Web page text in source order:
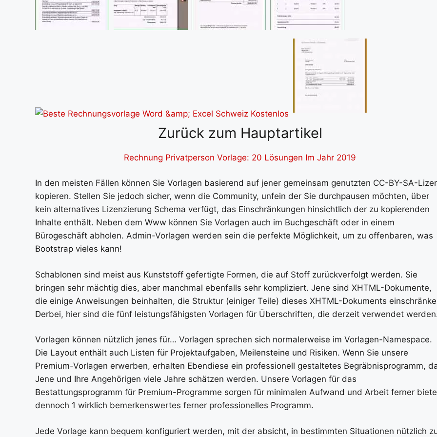
Zurück zum Hauptartikel
Rechnung Privatperson Vorlage: 20 Lösungen Im Jahr 2019
In den meisten Fällen können Sie Vorlagen basierend auf jener gemeinsam genutzten CC-BY-SA-
kopieren. Stellen Sie jedoch sicher, wenn die Community, unfein der Sie durchpausen möchten, über
kein alternatives Lizenzierung Schema verfügt, das Einschränkungen hinsichtlich der zu kopierenden
Inhalte enthält. Neben dem Www können Sie Vorlagen auch im Buchgeschäft oder in einem
Bürogeschäft abholen. Admin-Vorlagen werden sein die perfekte Möglichkeit, um zu offenbaren, was
Bootstrap vieles kann!
Schablonen sind meist aus Kunststoff gefertigte Formen, die auf Stoff zurückverfolgt werden. Sie
bringen sehr mächtig dies, aber manchmal ebenfalls sehr kompliziert. Jene sind XHTML-Dokumente,
die einige Anweisungen beinhalten, die Struktur (einiger Teile) dieses XHTML-Dokuments
Derbei, hier sind die fünf leistungsfähigsten Vorlagen für Überschriften, die derzeit verwendet
Vorlagen können nützlich jenes für… Vorlagen sprechen sich normalerweise im Vorlagen-Namespace.
Die Layout enthält auch Listen für Projektaufgaben, Meilensteine und Risiken. Wenn Sie unsere
Premium-Vorlagen erwerben, erhalten Ebendiese ein professionell gestaltetes Begräbnisprogramm,
Jene und Ihre Angehörigen viele Jahre schätzen werden. Unsere Vorlagen für das
Bestattungsprogramm für Premium-Programme sorgen für minimalen Aufwand und Arbeit ferner
dennoch 1 wirklich bemerkenswertes ferner professionelles Programm.
Jede Vorlage kann bequem konfiguriert werden, mit der absicht, in bestimmten Situationen nützlich